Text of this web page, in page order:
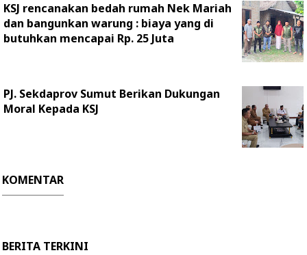
KSJ rencanakan bedah rumah Nek Mariah
dan bangunkan warung : biaya yang di
butuhkan mencapai Rp. 25 Juta
PJ. Sekdaprov Sumut Berikan Dukungan
Moral Kepada KSJ
KOMENTAR
BERITA TERKINI